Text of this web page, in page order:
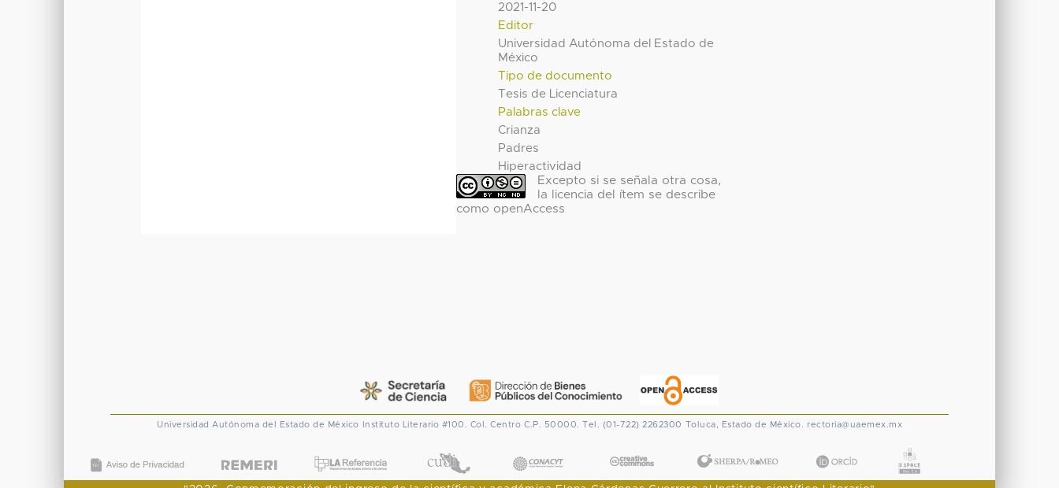
2021-11-20
Editor
Universidad Autónoma del Estado de
México
Tipo de documento
Tesis de Licenciatura
Palabras clave
Crianza
Padres
Hiperactividad
Excepto si se señala otra cosa,
la licencia del ítem se describe
como openAccess
Universidad Autónoma del Estado de México Instituto Literario #100. Col. Centro C.P. 50000. Tel. (01-722) 2262300 Toluca, Estado de México. rectoria@uaemex.mx